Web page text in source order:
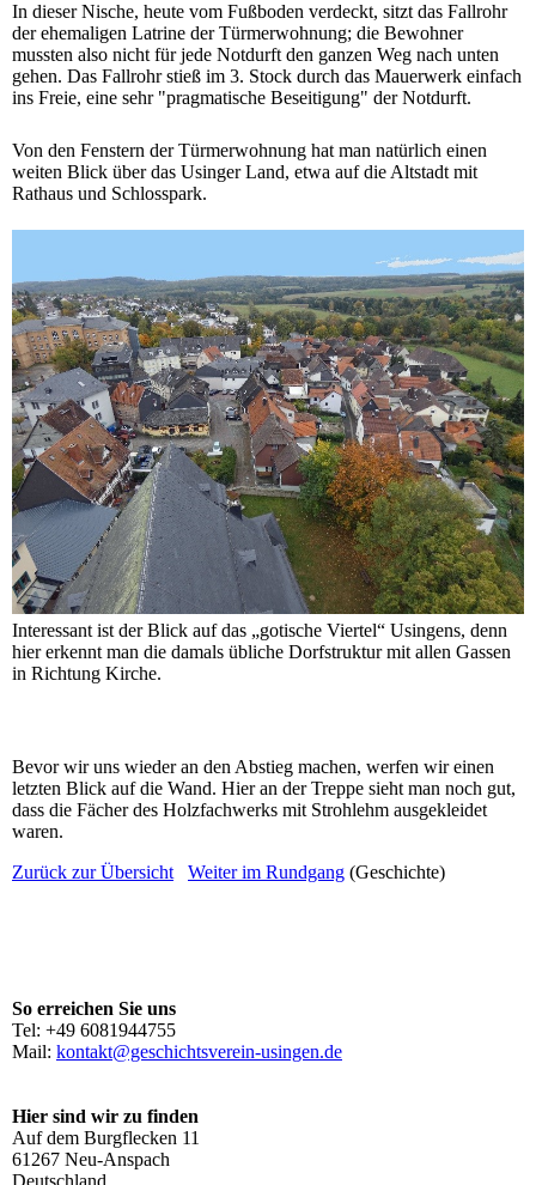
In dieser Nische, heute vom Fußboden verdeckt, sitzt das Fallrohr
der ehemaligen Latrine der Türmerwohnung; die Bewohner
mussten also nicht für jede Notdurft den ganzen Weg nach unten
gehen. Das Fallrohr stieß im 3. Stock durch das Mauerwerk einfach
ins Freie, eine sehr "pragmatische Beseitigung" der Notdurft.
Von den Fenstern der Türmerwohnung hat man natürlich einen
weiten Blick über das Usinger Land, etwa auf die Altstadt mit
Rathaus und Schlosspark.
Interessant ist der Blick auf das „gotische Viertel“ Usingens, denn
hier erkennt man die damals übliche Dorfstruktur mit allen Gassen
in Richtung Kirche.
Bevor wir uns wieder an den Abstieg machen, werfen wir einen
letzten Blick auf die Wand. Hier an der Treppe sieht man noch gut,
dass die Fächer des Holzfachwerks mit Strohlehm ausgekleidet
waren.
Zurück zur Übersicht
Weiter im Rundgang (Geschichte)
So erreichen Sie uns
Tel: +49 6081944755
Mail: kontakt@geschichtsverein-usingen.de
Hier sind wir zu finden
Auf dem Burgflecken 11
61267 Neu-Anspach